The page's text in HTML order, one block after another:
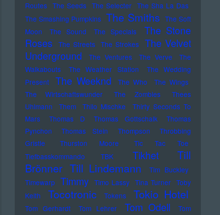
Routes The Seeds The Selecter The Sha La Das
The Smashing Pumpkins The Smiths The Soft
Moon
The Sound The Specials
The Stone
Roses
The Streets The Strokes
The Velvet
Underground
The Ventures The Verve
The
Walkabouts
The Weather Station
The Wedding
Present
The Weeknd The Who
The Wings
The Wirtschaftswunder
The Zombies
Thees
Uhlmann
Them Thilo Mischke
Thirty Seconds To
Mars
Thomas D Thomas Gottschalk
Thomas
Pynchon
Thomas Stein Thompson
Throbbing
Gristle
Thurston Moore
Tic Tac Toe
Tiefbasskommando TBK
Tikhet
Till
Brönner Till Lindemann
Tim Buckley
Timewarp Timmy Timo Lassy Tina Turner Toby
Keith
Tocotronic Tokens Tokio Hotel
Tom Gerhardt Tom Lehrer Tom Odell
Tom